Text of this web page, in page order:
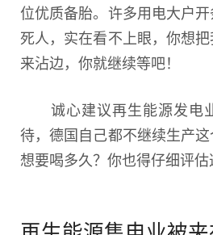
位优质备胎。许多用电大户
死人，实在看不上眼，你想
来沾边，你就继续等吧！
诚心建议再生能源发电
待，德国自己都不继续生产
想要喝多久？你也得仔细评估